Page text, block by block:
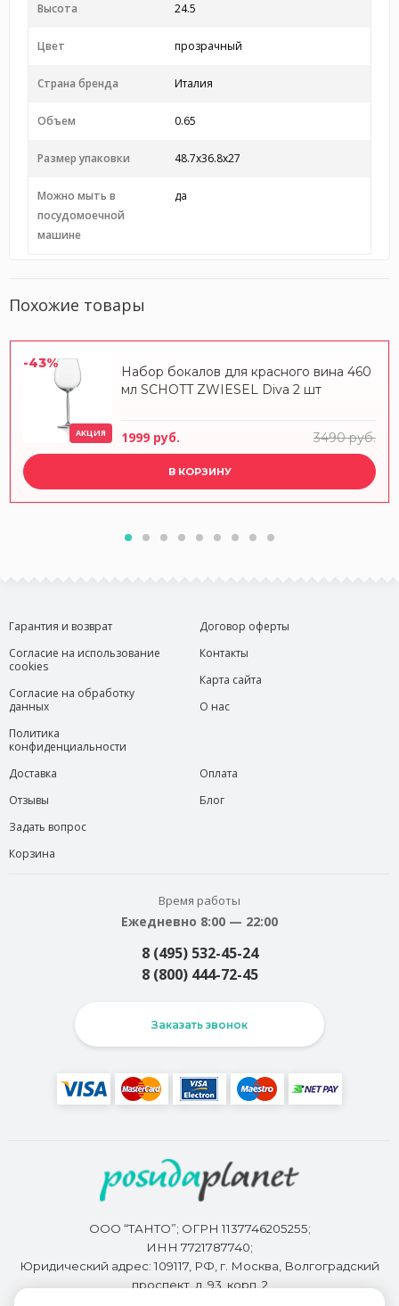
Высота 24.5
Цвет прозрачный
Страна бренда Италия
Объем 0.65
Размер упаковки 48.7x36.8x27
Можно мыть в
посудомоечной
машине
да
Похожие товары
-43%
АКЦИЯ
Набор бокалов для красного вина 460
мл SCHOTT ZWIESEL Diva 2 шт
1999 руб. 3490 руб.
В КОРЗИНУ
Гарантия и возврат
Согласие на использование
cookies
Согласие на обработку
данных
Политика
конфиденциальности
Договор оферты
Контакты
Карта сайта
О нас
Доставка
Отзывы
Задать вопрос
Корзина
Оплата
Блог
Время работы
Ежедневно 8:00 — 22:00
8 (495) 532-45-24
8 (800) 444-72-45
Заказать звонок
ООО “ТАНТО”; ОГРН 1137746205255;
ИНН 7721787740;
Юридический адрес: 109117, РФ, г. Москва, Волгоградский
проспект, д. 93, корп. 2